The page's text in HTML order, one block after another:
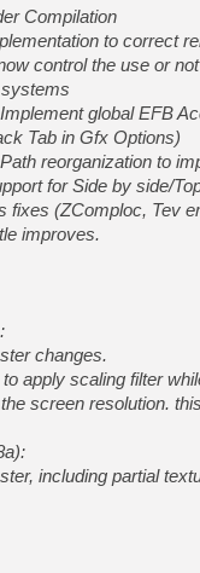
Compilation
to correct
control the use or
global EFB
Tab in Gfx Options)
reorganization to
for Side by side/
fixes (ZComploc, Tev
improves.
changes.
apply scaling filter
screen resolution.
including partial